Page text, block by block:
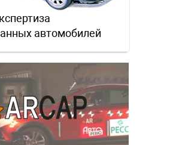
автомобилей